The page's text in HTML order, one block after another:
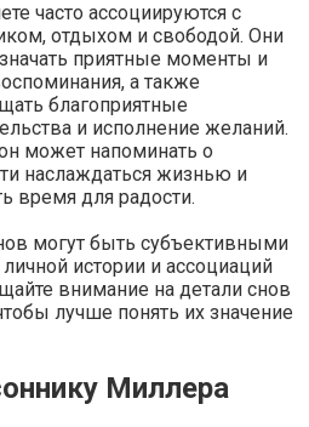
часто ассоциируются с
отдыхом и свободой. Они
приятные моменты и
а также
благоприятные
и исполнение желаний.
может напоминать о
наслаждаться жизнью и
время для радости.
могут быть субъективными
истории и ассоциаций
внимание на детали снов
лучше понять их значение
Миллера